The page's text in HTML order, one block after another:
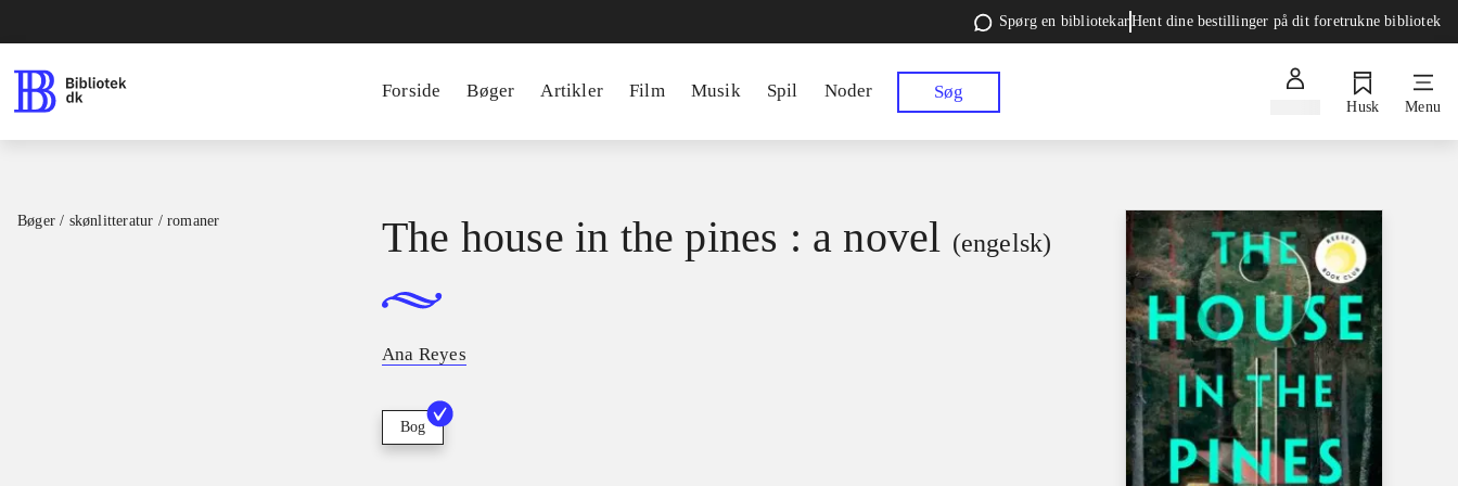
Spørg en bibliotekarHent dine bestillinger på dit foretrukne bibliotek
Forside Bøger Artikler Film Musik Spil Noder Søg
Husk Menu
Bøger / skønlitteratur / romaner The house in the pines : a novel (engelsk)
Ana Reyes
Bog